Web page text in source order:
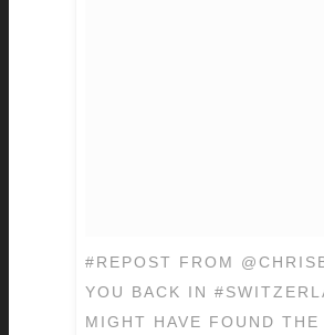
#REPOST FROM
YOU BACK IN
MIGHT HAVE FOUND